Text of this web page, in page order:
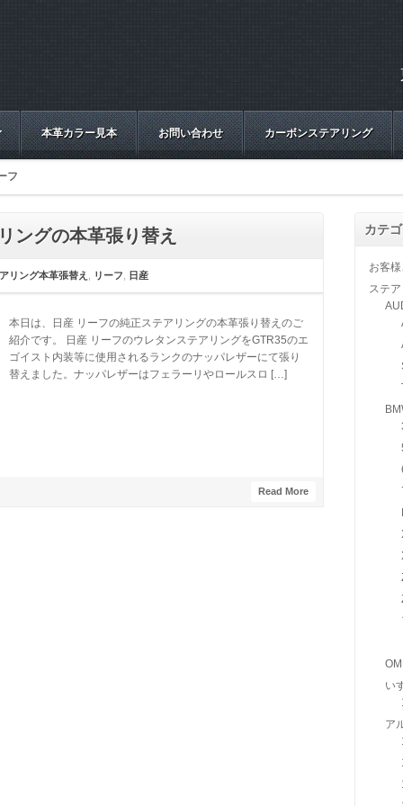
本革カラー見本 お問い合わせ カーボンステアリング
フ
ングの本革張り替え
リング本革張替え リーフ 日産
本日は、日産 リーフの純正ステアリングの本革張り替えのご
紹介です。 日産 リーフのウレタンステアリングをGTR35のエ
ゴイスト内装等に使用されるランクのナッパレザーにて張り
替えました。ナッパレザーはフェラーリやロールスロ […]
Read More
カテ
お客
ステ
い
ア